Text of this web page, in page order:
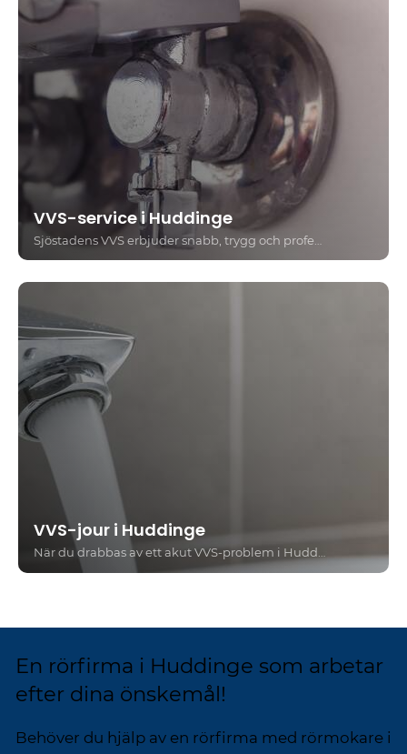
VVS-service i Huddinge
VVS-jour i Huddinge
När du drabbas av ett akut VVS-problem i Huddinge vill du ha snabb, trygg och professionell hjälp – oavsett tid på dygnet. Med Sjöstadens VVS kan du alltid känna dig säker på att vi är redo att rycka ut när det behövs som mest. Vi hjälper både privatpersoner, företag och bostadsrättsföreningar med allt från läckande rör och avloppsstopp till akuta värmeproblem.
En rörfirma i Huddinge som arbetar
efter dina önskemål!
Behöver du hjälp av en rörfirma med rörmokare i